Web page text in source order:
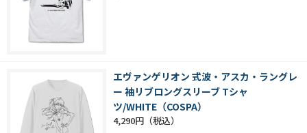
エヴァンゲリオン 式波・アスカ・ラングレ
ー 袖リブロングスリーブ Tシャ
ツ/WHITE（COSPA）
4,290円